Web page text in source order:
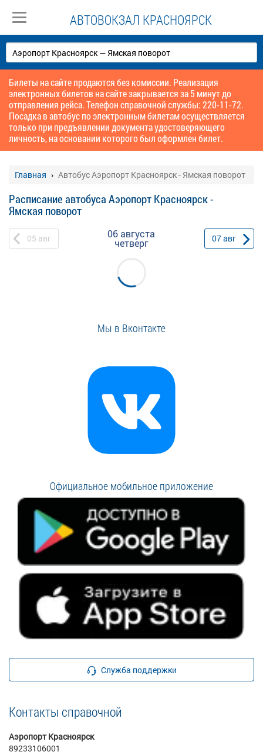
АВТОВОКЗАЛ КРАСНОЯРСК
Билеты на сайте продаются без комиссии. Реализация
электронных билетов на сайте закрывается за 5 минут до
отправления рейса. Телефон справочной службы: 220-11-72.
Посадка в автобус по электронным билетам осуществляется
только при предъявлении документа удостоверяющего
личность, на основании которого был оформлен билет.
Главная Автобус Аэропорт Красноярск - Ямская поворот
Расписание автобуса Аэропорт Красноярск -
Ямская поворот
05 авг 06 августа
четверг 07авг
Мы в Вконтакте
Официальное мобильное приложение
Служба поддержки
Контакты справочной
Аэропорт Красноярск
89233106001